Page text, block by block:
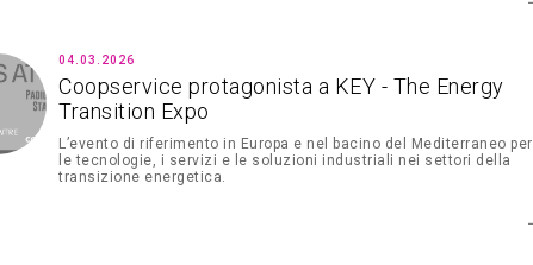
04.03.2026
Coopservice protagonista a KEY - The Energy
Transition Expo
L’evento di riferimento in Europa e nel bacino del Mediterraneo per
le tecnologie, i servizi e le soluzioni industriali nei settori della
transizione energetica.